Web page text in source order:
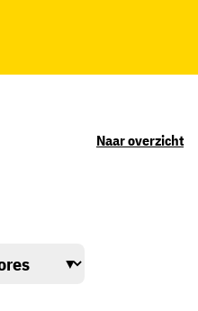
Naar overzicht